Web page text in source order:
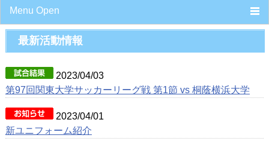
Menu Open
TOP トップ
NEWS ニュース
MATCH INFORMATION
最新活動情報
2023/04/03
第97回関東大学サッカーリーグ戦 第1節 vs 桐蔭横浜大学
2023/04/01
新ユニフォーム紹介